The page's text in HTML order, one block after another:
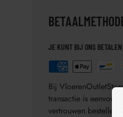
JE KUNT BIJ ONS
Bij
transactie is
vertrouwen bestellen.